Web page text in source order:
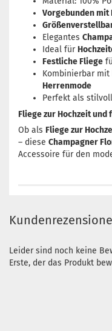
Vorgebunden mit
Elegantes
Ideal für
Festliche Fliege
Kombinierbar mit
Herrenmode
Perfekt als
Fliege zur Hochzeit und
Ob als Fliege zur
– diese Champagner
Accessoire für den
Leider sind noch keine
Erste, der das Produkt